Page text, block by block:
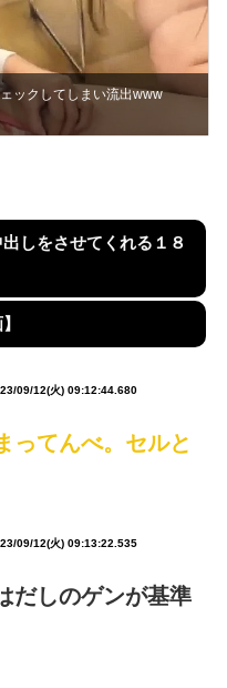
ックしてしまい流出www
しをさせてくれる１８
09/12(火) 09:12:44.680
ってんべ。セルと
09/12(火) 09:13:22.535
だしのゲンが基準